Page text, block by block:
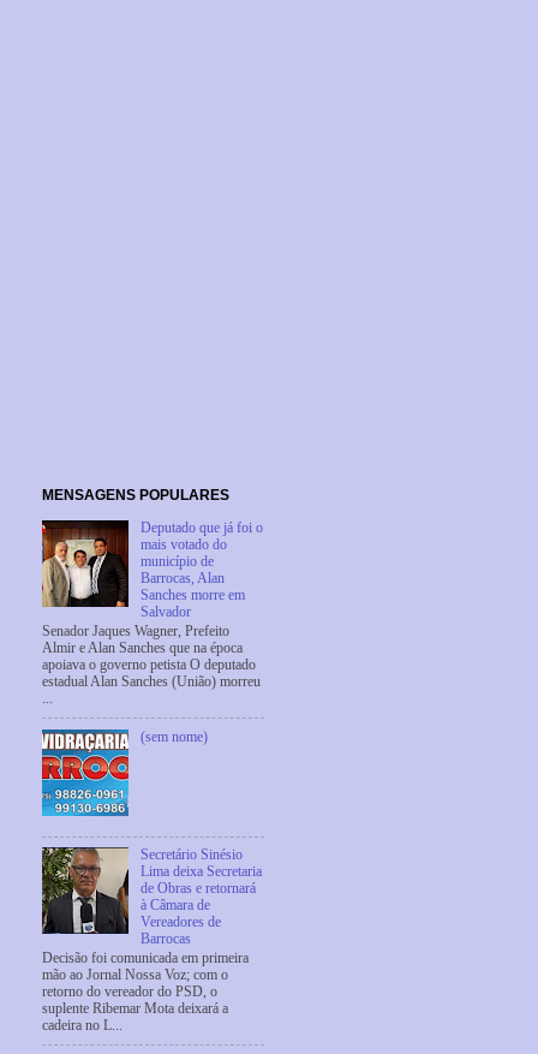
MENSAGENS POPULARES
Deputado que já foi o
mais votado do
município de
Barrocas, Alan
Sanches morre em
Salvador
Senador Jaques Wagner, Prefeito
Almir e Alan Sanches que na época
apoiava o governo petista O deputado
estadual Alan Sanches (União) morreu
...
(sem nome)
Secretário Sinésio
Lima deixa Secretaria
de Obras e retornará
à Câmara de
Vereadores de
Barrocas
Decisão foi comunicada em primeira
mão ao Jornal Nossa Voz; com o
retorno do vereador do PSD, o
suplente Ribemar Mota deixará a
cadeira no L...